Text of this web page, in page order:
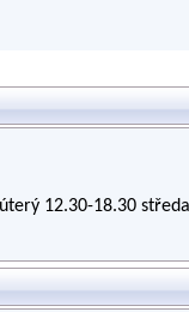
12.30-18.30